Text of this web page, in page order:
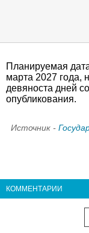
Планируемая
марта 2027 года,
девяноста дней
опубликования.
Источник -
КОММЕНТАРИИ